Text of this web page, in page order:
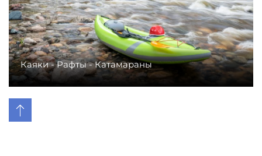
Каяки - Рафты - Катамараны